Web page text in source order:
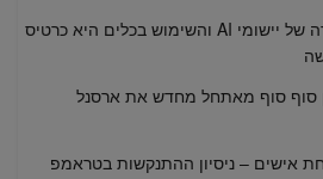
העולם לא מחכה: למה למידה של יישומי AI והשימוש בכלים היא כרטיס
סוף סוף מאתחל מחדש את ארסנל
אישים – ניסיון ההתנקשות בטראמפ